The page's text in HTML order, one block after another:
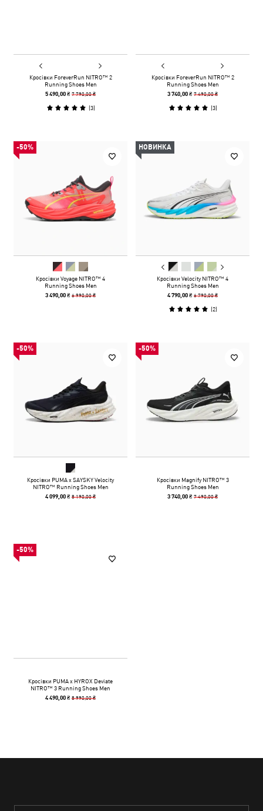
Кросівки ForeverRun NITRO™ 2
Running Shoes Men
5 490,00 ₴7 790,00 ₴
(3)
Кросівки ForeverRun NITRO™ 2
Running Shoes Men
3 740,00 ₴7 490,00 ₴
(3)
-50%
Кросівки Voyage NITRO™ 4
Running Shoes Men
3 490,00 ₴6 990,00 ₴
НОВИНКА
Кросівки Velocity NITRO™ 4
Running Shoes Men
4 790,00 ₴6 790,00 ₴
(2)
-50%
Кросівки PUMA x SAYSKY Velocity
NITRO™ Running Shoes Men
4 099,00 ₴8 190,00 ₴
-50%
Кросівки Magnify NITRO™ 3
Running Shoes Men
3 740,00 ₴7 490,00 ₴
-50%
Кросівки PUMA x HYROX Deviate
NITRO™ 3 Running Shoes Men
4 490,00 ₴8 990,00 ₴